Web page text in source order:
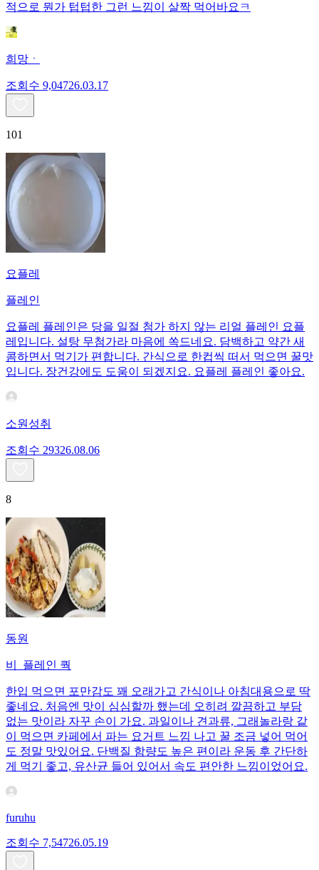
적으로 뭔가 텁텁한 그런 느낌이 살짝 먹어바요ㅋ
희망ㆍ
조회수 9,04726.03.17
101
요플레
플레인
요플레 플레인은 당을 일절 첨가 하지 않는 리얼 플레인 요플
레입니다. 설탕 무첨가라 마음에 쏙드네요. 담백하고 약간 새
콤하면서 먹기가 편합니다. 간식으로 한컵씩 떠서 먹으면 꿀맛
입니다. 장건강에도 도움이 되겠지요. 요플레 플레인 좋아요.
소원성취
조회수 29326.08.06
8
동원
비_플레인 쿽
한입 먹으면 포만감도 꽤 오래가고 간식이나 아침대용으로 딱
좋네요. 처음엔 맛이 심심할까 했는데 오히려 깔끔하고 부담
없는 맛이라 자꾸 손이 가요. 과일이나 견과류, 그래놀라랑 같
이 먹으면 카페에서 파는 요거트 느낌 나고 꿀 조금 넣어 먹어
도 정말 맛있어요. 단백질 함량도 높은 편이라 운동 후 간단하
게 먹기 좋고, 유산균 들어 있어서 속도 편안한 느낌이었어요.
furuhu
조회수 7,54726.05.19